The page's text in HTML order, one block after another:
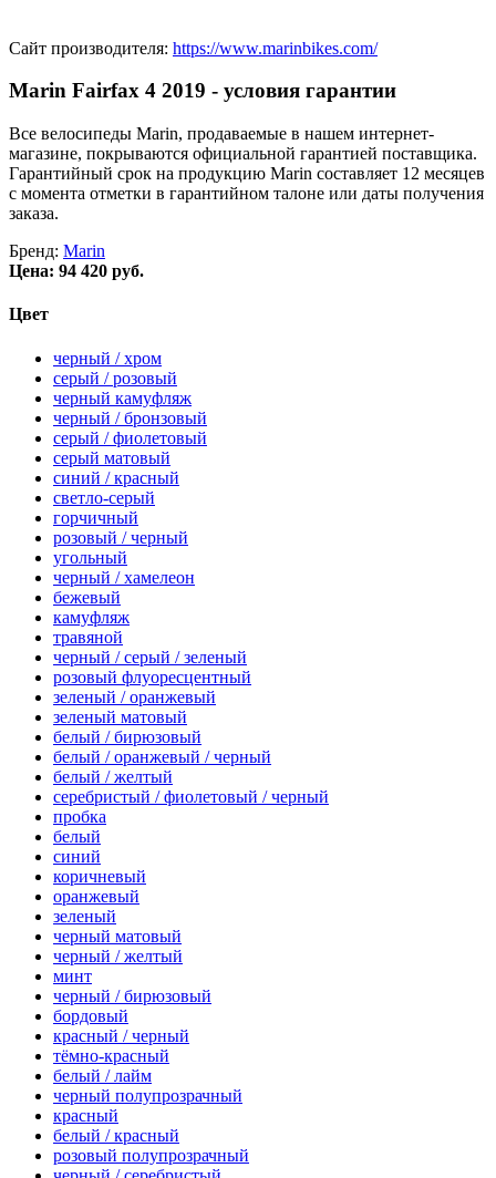
Сайт производителя: https://www.marinbikes.com/
Marin Fairfax 4 2019 - условия гарантии
Все велосипеды Marin, продаваемые в нашем интернет-
магазине, покрываются официальной гарантией поставщика.
Гарантийный срок на продукцию Marin составляет 12 месяцев
с момента отметки в гарантийном талоне или даты получения
заказа.
Бренд: Marin
Цена: 94 420 руб.
Цвет
черный / хром
серый / розовый
черный камуфляж
черный / бронзовый
серый / фиолетовый
серый матовый
синий / красный
светло-серый
горчичный
розовый / черный
угольный
черный / хамелеон
бежевый
камуфляж
травяной
черный / серый / зеленый
розовый флуоресцентный
зеленый / оранжевый
зеленый матовый
белый / бирюзовый
белый / оранжевый / черный
белый / желтый
серебристый / фиолетовый / черный
пробка
белый
синий
коричневый
оранжевый
зеленый
черный матовый
черный / желтый
минт
черный / бирюзовый
бордовый
красный / черный
тёмно-красный
белый / лайм
черный полупрозрачный
красный
белый / красный
розовый полупрозрачный